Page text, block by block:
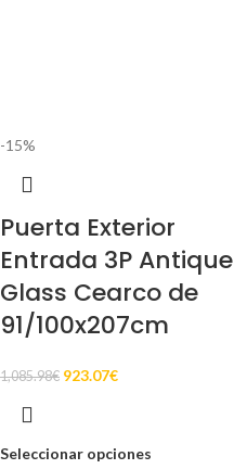
-15%
Puerta Exterior
Entrada 3P Antique
Glass Cearco de
91/100x207cm
1,085.98€ 923.07€
Seleccionar opciones